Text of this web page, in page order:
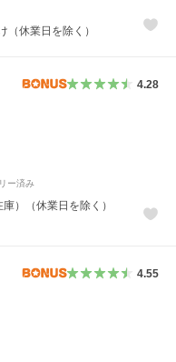
（休業日を除く）
4.28
ー済み
）（休業日を除く）
4.55